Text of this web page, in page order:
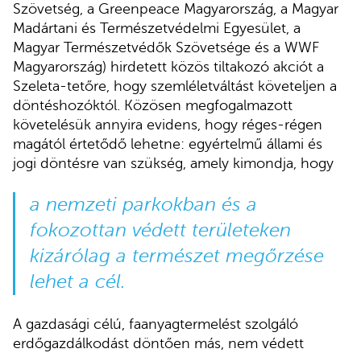
Szövetség, a Greenpeace Magyarország, a Magyar
Madártani és Természetvédelmi Egyesület, a
Magyar Természetvédők Szövetsége és a WWF
Magyarország) hirdetett közös tiltakozó akciót a
Szeleta-tetőre, hogy szemléletváltást követeljen a
döntéshozóktól. Közösen megfogalmazott
követelésük annyira evidens, hogy réges-régen
magától értetődő lehetne: egyértelmű állami és
jogi döntésre van szükség, amely kimondja, hogy
a nemzeti parkokban és a
fokozottan védett területeken
kizárólag a természet megőrzése
lehet a cél.
A gazdasági célú, faanyagtermelést szolgáló
erdőgazdálkodást döntően más, nem védett